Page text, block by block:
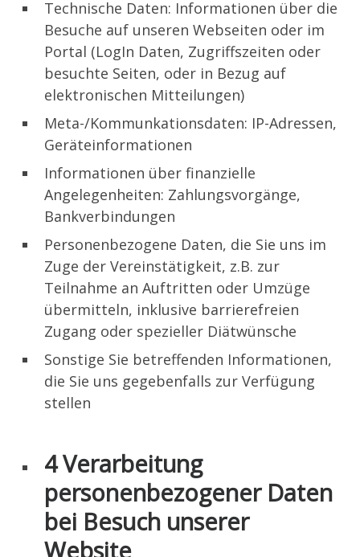
Technische Daten: Informationen über die
Besuche auf unseren Webseiten oder im
Portal (LogIn Daten, Zugriffszeiten oder
besuchte Seiten, oder in Bezug auf
elektronischen Mitteilungen)
Meta-/Kommunkationsdaten: IP-Adressen,
Geräteinformationen
Informationen über finanzielle
Angelegenheiten: Zahlungsvorgänge,
Bankverbindungen
Personenbezogene Daten, die Sie uns im
Zuge der Vereinstätigkeit, z.B. zur
Teilnahme an Auftritten oder Umzüge
übermitteln, inklusive barrierefreien
Zugang oder spezieller Diätwünsche
Sonstige Sie betreffenden Informationen,
die Sie uns gegebenfalls zur Verfügung
stellen
4 Verarbeitung
personenbezogener Daten
bei Besuch unserer
Website